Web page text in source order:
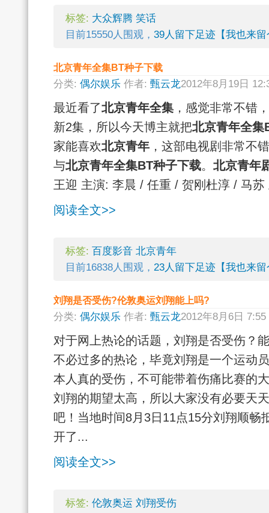
标签: 大众辉腾 笑话
目前15550人围观， 39人留下足迹【我也来
北京青年全集BT种子下载
分类: 偶尔娱乐 作者: 甄云龙2012年8月19日
最近看了北京青年全集 ，感觉非常不错
新2集，所以今天博主就把北京青年全集
家能喜欢北京青年 ，这部电视剧非常不
与北京青年全集BT种子下载。 北京青年
王迎 主演: 李晨 / 任重 / 贺刚杜淳 / 马苏
阅读全文>>
标签: 百度影音 北京青年
目前16838人围观， 23人留下足迹【我也来
刘翔是否受伤?伦敦奥运刘翔能上吗?
分类: 偶尔娱乐 作者: 甄云龙2012年8月6日
对于网上热论的话题，刘翔是否受伤？
不必过多的热论，毕竟刘翔是一个运动
本人真的受伤，不可能带着伤痛比赛的
刘翔的期望太高，所以大家没有必要天
吧！当地时间8月3日11点15分刘翔顺畅
开了...
阅读全文>>
标签: 伦敦奥运 刘翔受伤